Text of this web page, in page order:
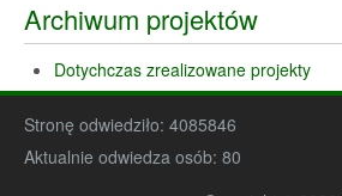
Archiwum projektów
Dotychczas zrealizowane projekty
Stronę odwiedziło: 4085846
Aktualnie odwiedza osób: 80